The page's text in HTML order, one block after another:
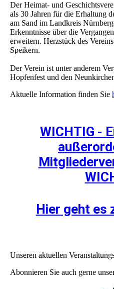
Der Heimat- und
als 30 Jahren für die Erhaltung
am Sand im Landkreis
Erkenntnisse über die
erweitern. Herzstück des
Speikern.
Der Verein ist unter anderem
Hopfenfest und den
Aktuelle Information finden Sie
WICHTIG -
Hier geht es
Unseren aktuellen
Abonnieren Sie auch gerne